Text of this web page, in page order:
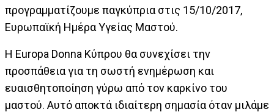
προγραμματίζουμε παγκύπρια στις 15/10/2017,
Ευρωπαϊκή Ημέρα Υγείας Μαστού.
H Europa Donna Κύπρου θα συνεχίσει την
προσπάθεια για τη σωστή ενημέρωση και
ευαισθητοποίηση γύρω από τον καρκίνο του
μαστού. Αυτό αποκτά ιδιαίτερη σημασία όταν μιλάμε